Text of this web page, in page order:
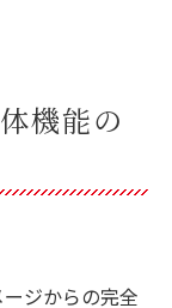
機能の
ジからの完全